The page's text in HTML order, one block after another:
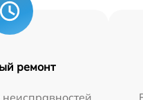
ремонт